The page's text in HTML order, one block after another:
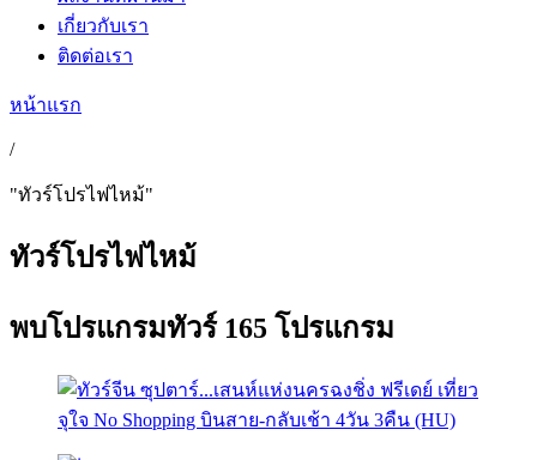
เกี่ยวกับเรา
ติดต่อเรา
หน้าแรก
/
"ทัวร์โปรไฟไหม้"
ทัวร์โปรไฟไหม้
พบโปรแกรมทัวร์ 165 โปรแกรม